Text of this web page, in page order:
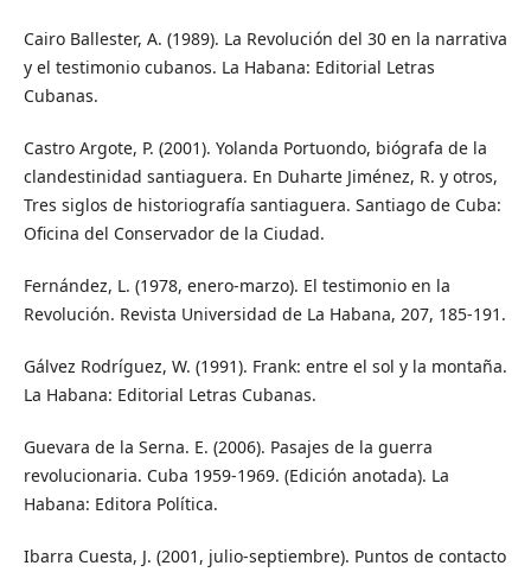
Cairo Ballester, A. (1989). La Revolución del 30 en la narrativa
y el testimonio cubanos. La Habana: Editorial Letras
Cubanas.
Castro Argote, P. (2001). Yolanda Portuondo, biógrafa de la
clandestinidad santiaguera. En Duharte Jiménez, R. y otros,
Tres siglos de historiografía santiaguera. Santiago de Cuba:
Oficina del Conservador de la Ciudad.
Fernández, L. (1978, enero-marzo). El testimonio en la
Revolución. Revista Universidad de La Habana, 207, 185-191.
Gálvez Rodríguez, W. (1991). Frank: entre el sol y la montaña.
La Habana: Editorial Letras Cubanas.
Guevara de la Serna. E. (2006). Pasajes de la guerra
revolucionaria. Cuba 1959-1969. (Edición anotada). La
Habana: Editora Política.
Ibarra Cuesta, J. (2001, julio-septiembre). Puntos de contacto